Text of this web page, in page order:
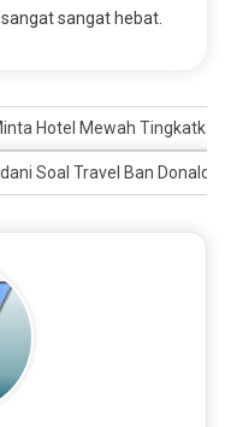
sangat hebat.
Hotel Mewah
Soal Travel Ban Donald